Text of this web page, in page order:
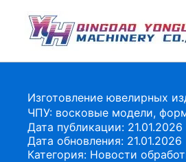
содержимому
Изготовление ювелирных
ЧПУ: восковые модели,
Дата публикации: 21.01.2026
Дата обновления: 21.01.2026
Категория: Новости